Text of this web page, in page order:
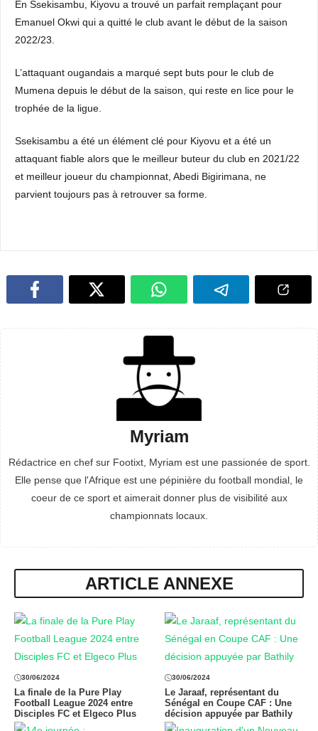
En Ssekisambu, Kiyovu a trouvé un parfait remplaçant pour
Emanuel Okwi qui a quitté le club avant le début de la saison
2022/23.
L’attaquant ougandais a marqué sept buts pour le club de
Mumena depuis le début de la saison, qui reste en lice pour le
trophée de la ligue.
Ssekisambu a été un élément clé pour Kiyovu et a été un
attaquant fiable alors que le meilleur buteur du club en 2021/22
et meilleur joueur du championnat, Abedi Bigirimana, ne
parvient toujours pas à retrouver sa forme.
Myriam
Rédactrice en chef sur Footixt, Myriam est une passionée de sport.
Elle pense que l'Afrique est une pépinière du football mondial, le
coeur de ce sport et aimerait donner plus de visibilité aux
championnats locaux.
ARTICLE ANNEXE
30/06/2024
La finale de la Pure Play
Football League 2024 entre
Disciples FC et Elgeco Plus
30/06/2024
Le Jaraaf, représentant du
Sénégal en Coupe CAF : Une
décision appuyée par Bathily